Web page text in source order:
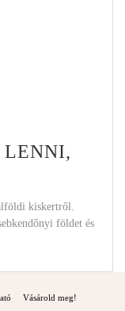
LENNI,
kiskertről.
földet és
Vásárold meg!